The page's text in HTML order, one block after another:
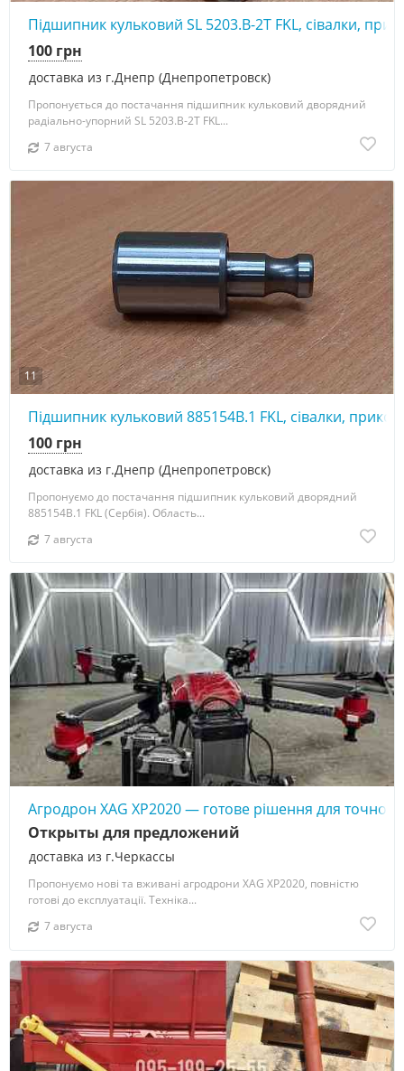
Підшипник кульковий SL 5203.B-2T FKL, сівалки,
доставка из г.Днепр (Днепропетровск)
100 грн
Пропонується до постачання підшипник кульковий дворядний
радіально-упорний SL 5203.B-2T FKL...
7 августа
11
Підшипник кульковий 885154В.1 FKL, сівалки,
доставка из г.Днепр (Днепропетровск)
100 грн
Пропонуємо до постачання підшипник кульковий дворядний
885154В.1 FKL (Сербія). Область...
7 августа
Агродрон XAG XP2020 — готове рішення для
доставка из г.Черкассы
Открыты для предложений
Пропонуємо нові та вживані агродрони XAG XP2020, повністю
готові до експлуатації. Техніка...
7 августа